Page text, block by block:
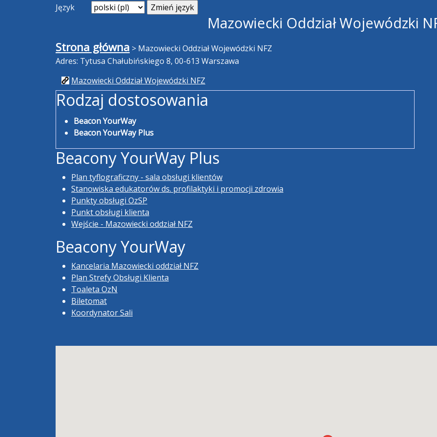
Język
Mazowiecki Oddział Wojewódzki
Strona główna > Mazowiecki Oddział Wojewódzki NFZ
Adres: Tytusa Chałubińskiego 8, 00-613 Warszawa
Mazowiecki Oddział Wojewódzki NFZ
Rodzaj dostosowania
Beacon YourWay
Beacon YourWay Plus
Beacony YourWay Plus
Plan tyflograficzny - sala obsługi klientów
Stanowiska edukatorów ds. profilaktyki i promocji zdrowia
Punkty obsługi OzSP
Punkt obsługi klienta
Wejście - Mazowiecki oddział NFZ
Beacony YourWay
Kancelaria Mazowiecki oddział NFZ
Plan Strefy Obsługi Klienta
Toaleta OzN
Biletomat
Koordynator Sali